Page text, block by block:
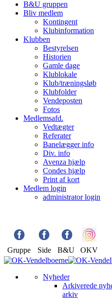
B&U gruppen
Bliv medlem
Kontingent
Klubinformation
Klubben
Bestyrelsen
Historien
Gamle dage
Klublokale
Klub/træningsløb
Klubfolder
Vendeposten
Fotos
Medlemsafd.
Vedtægter
Referater
Banelægger info
Div. info
Avenza hjælp
Condes hjælp
Print af kort
Medlem login
administrator login
Gruppe Side B&U OKV
Nyheder
Arkiverede
arkiv